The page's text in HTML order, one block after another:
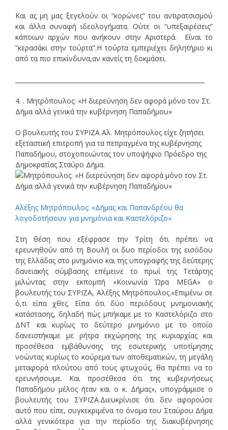
Και ας μη μας ξεγελούν οι “κορώνες” του αντιρατσισμού
και άλλα συναφή ιδεολογήματα. Ούτε οι “υπεξαιρέσεις”
κάποιων αρχών που ανήκουν στην Αριστερά. Είναι το
“κερασάκι στην τούρτα”.Η τούρτα εμπεριέχει δηλητήριο κι
από τα πιο επικίνδυνα,αν κανείς τη δοκμάσει.
4. . Μητρόπουλος: «Η διερεύνηση δεν αφορά μόνο τον Στ.
Δήμα αλλά γενικά την κυβέρνηση Παπαδήμου»
Ο βουλευτής του ΣΥΡΙΖΑ Αλ. Μητρόπουλος είχε ζητήσει
εξεταστική επιτροπή για τα πεπραγμένα της κυβέρνησης
Παπαδήμου, στοχοποιώντας τον υποψήφιο Πρόεδρο της
Δημοκρατίας Σταύρο Δήμα.
Αλέξης Μητρόπουλος: «Δήμας και Παπανδρέου θα
λογοδοτήσουν για μνημόνια και Καστελόριζο»
Στη θέση που εξέφρασε την Τρίτη ότι πρέπει να
ερευνηθούν από τη Βουλή οι δυο περίοδοι της εισόδου
της Ελλάδας στο μνημόνιο και της υπογραφής της δεύτερης
δανειακής σύμβασης επέμεινε το πρωί της Τετάρτης
μιλώντας στην εκπομπή «Κοινωνία Ώρα MEGA» ο
βουλευτής του ΣΥΡΙΖΑ, Αλέξης Μητρόπουλος.«Επιμένω σε
ό,τι είπα χθες. Είπα ότι δύο περιόδους μνημονιακής
κατάστασης, δηλαδή πώς μπήκαμε με το Καστελόριζο στο
ΔΝΤ και κυρίως το δεύτερο μνημόνιο με το οποίο
δανειστήκαμε με ρήτρα εκχώρησης της κυριαρχίας και
προσέθεσα εμβάθυνσης της εσωτερικής υποτίμησης
νοώντας κυρίως το κούρεμα των αποθεματικών, τη μεγάλη
μεταφορά πλούτου από τους φτωχούς, θα πρέπει να το
ερευνήσουμε. Και προσέθεσα ότι της κυβερνήσεως
Παπαδήμου μέλος ήταν και ο κ. Δήμας», υπογράμμισε ο
βουλευτής του ΣΥΡΙΖΑ.Διευκρίνισε ότι δεν αφορούσε
αυτό που είπε, συγκεκριμένα το όνομα του Σταύρου Δήμα
αλλά γενικότερα για την περίοδο της διακυβέρνησης